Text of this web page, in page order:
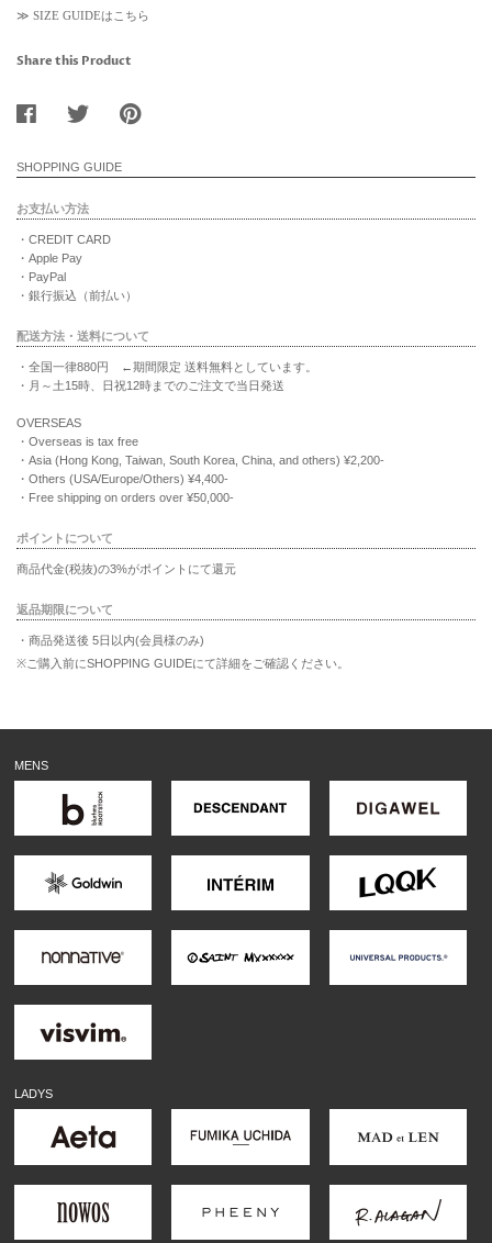
≫ SIZE GUIDEはこちら
Share this Product
SHOPPING GUIDE
お支払い方法
・CREDIT CARD
・Apple Pay
・PayPal
・銀行振込（前払い）
配送方法・送料について
・全国一律880円 ←期間限定 送料無料としています。
・月～土15時、日祝12時までのご注文で当日発送
OVERSEAS
・Overseas is tax free
・Asia (Hong Kong, Taiwan, South Korea, China, and others) ¥2,200-
・Others (USA/Europe/Others) ¥4,400-
・Free shipping on orders over ¥50,000-
ポイントについて
商品代金(税抜)の3%がポイントにて還元
返品期限について
・商品発送後 5日以内(会員様のみ)
※ご購入前にSHOPPING GUIDEにて詳細をご確認ください。
MENS
LADYS